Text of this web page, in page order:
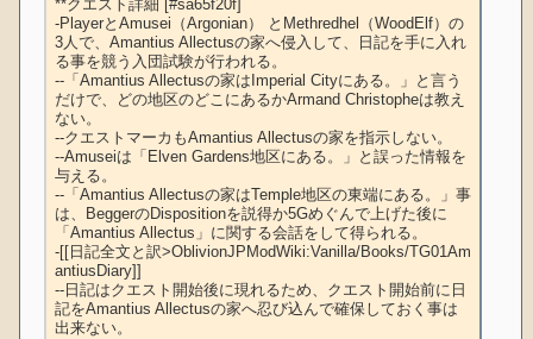
**クエスト詳細 [#sa65f20f]
-PlayerとAmusei（Argonian） とMethredhel（WoodElf）の
3人で、Amantius Allectusの家へ侵入して、日記を手に入れ
る事を競う入団試験が行われる。
--「Amantius Allectusの家はImperial Cityにある。」と言う
だけで、どの地区のどこにあるかArmand Christopheは教え
ない。
--クエストマーカもAmantius Allectusの家を指示しない。
--Amuseiは「Elven Gardens地区にある。」と誤った情報を
与える。
--「Amantius Allectusの家はTemple地区の東端にある。」事
は、BeggerのDispositionを説得か5Gめぐんで上げた後に
「Amantius Allectus」に関する会話をして得られる。
-[[日記全文と訳>OblivionJPModWiki:Vanilla/Books/TG01Am
antiusDiary]]
--日記はクエスト開始後に現れるため、クエスト開始前に日
記をAmantius Allectusの家へ忍び込んで確保しておく事は
出来ない。